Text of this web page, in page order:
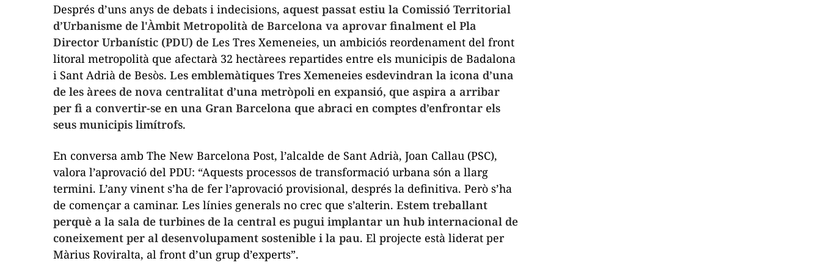
Després d’uns anys de debats i indecisions, aquest passat estiu la Comissió Territorial
d’Urbanisme de l'Àmbit Metropolità de Barcelona va aprovar finalment el Pla
Director Urbanístic (PDU) de Les Tres Xemeneies, un ambiciós reordenament del front
litoral metropolità que afectarà 32 hectàrees repartides entre els municipis de Badalona
i Sant Adrià de Besòs. Les emblemàtiques Tres Xemeneies esdevindran la icona d’una
de les àrees de nova centralitat d’una metròpoli en expansió, que aspira a arribar
per fi a convertir-se en una Gran Barcelona que abraci en comptes d’enfrontar els
seus municipis limítrofs.
En conversa amb The New Barcelona Post, l’alcalde de Sant Adrià, Joan Callau (PSC),
valora l’aprovació del PDU: “Aquests processos de transformació urbana són a llarg
termini. L’any vinent s’ha de fer l’aprovació provisional, després la definitiva. Però s’ha
de començar a caminar. Les línies generals no crec que s’alterin. Estem treballant
perquè a la sala de turbines de la central es pugui implantar un hub internacional de
coneixement per al desenvolupament sostenible i la pau. El projecte està liderat per
Màrius Roviralta, al front d’un grup d’experts”.